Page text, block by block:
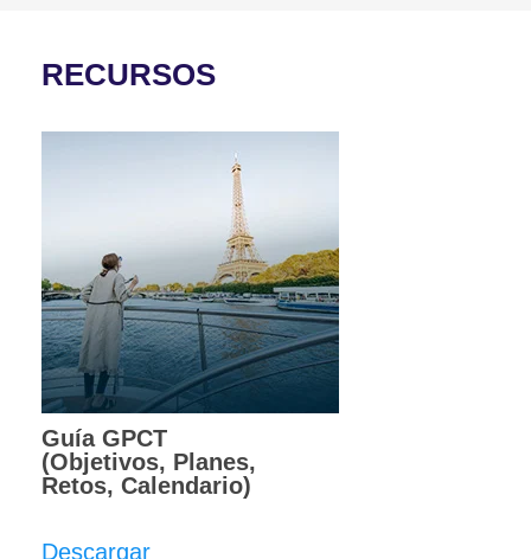
RECURSOS
Guía GPCT
(Objetivos, Planes,
Retos, Calendario)
Descargar